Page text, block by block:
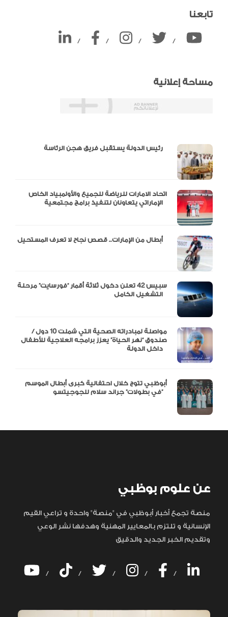
تابعنا
/ / / /
مساحة إعلانية
اتحاد الامارات للرياضة للجميع والأولمبياد الخاص
سبيس 42 تعلن دخول ثلاثة أقمار “فورسايت” مرحلة
مواصلة لمبادراته الصحية التي شملت 10 دول /
صندوق “نهر الحياة” يعزز برامجه العلاجية للأطفال
أبوظبي تتوج خلال احتفالية كبرى أبطال الموسم
في بطولات” جراند سلام للجوجيتسو”
عن علوم بوظبي
منصة تجمع أخبار أبوظبي في "منصة" واحدة و تراعي القيم
الإنسانية و تلتزم بالمعايير المهنية وهدفها نشر الوعي
وتقديم الخبر الجديد والدقيق
/ / / / /